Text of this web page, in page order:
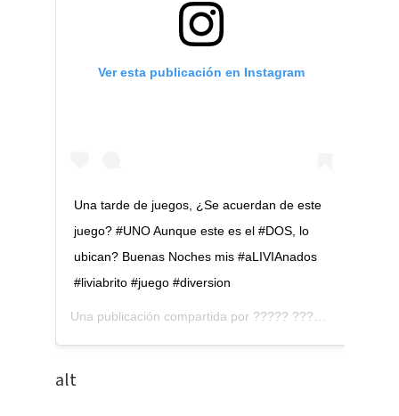
Ver esta publicación en Instagram
Una tarde de juegos, ¿Se acuerdan de este
juego? #UNO Aunque este es el #DOS, lo
ubican? Buenas Noches mis #aLIVIAnados
#liviabrito #juego #diversion
Una publicación compartida por ????? ????? ???????
alt